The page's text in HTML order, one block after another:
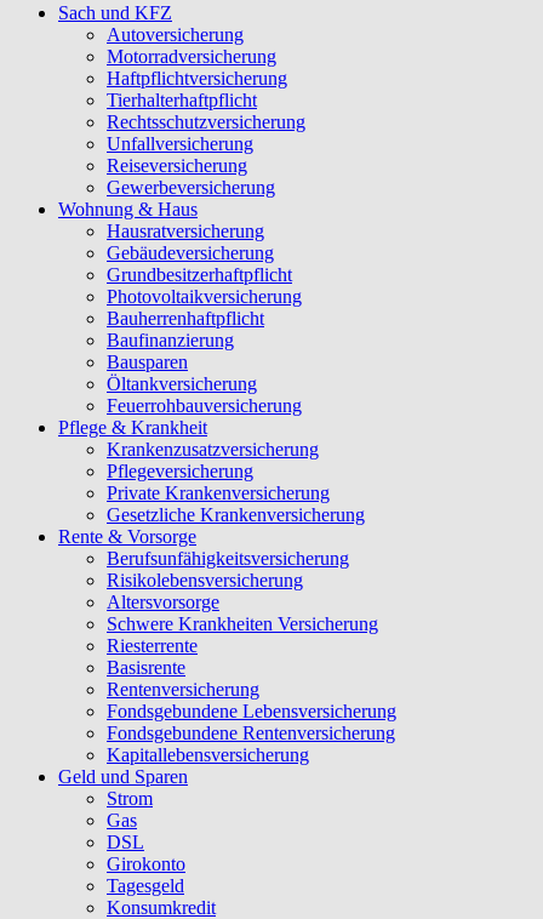
Sach und KFZ
Autoversicherung
Motorradversicherung
Haftpflichtversicherung
Tierhalterhaftpflicht
Rechtsschutzversicherung
Unfallversicherung
Reiseversicherung
Gewerbeversicherung
Wohnung & Haus
Hausratversicherung
Gebäudeversicherung
Grundbesitzerhaftpflicht
Photovoltaikversicherung
Bauherrenhaftpflicht
Baufinanzierung
Bausparen
Öltankversicherung
Feuerrohbauversicherung
Pflege & Krankheit
Krankenzusatzversicherung
Pflegeversicherung
Private Krankenversicherung
Gesetzliche Krankenversicherung
Rente & Vorsorge
Berufs­unfähigkeitsversicherung
Risikolebensversicherung
Altersvorsorge
Schwere Krankheiten Versicherung
Riesterrente
Basisrente
Rentenversicherung
Fondsgebundene Lebensversicherung
Fondsgebundene Rentenversicherung
Kapitallebensversicherung
Geld und Sparen
Strom
Gas
DSL
Girokonto
Tagesgeld
Konsumkredit